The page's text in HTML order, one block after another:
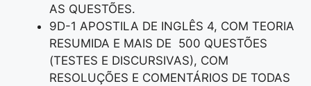
AS QUESTÕES.
9D-1 APOSTILA DE INGLÊS 4, COM TEORIA
RESUMIDA E MAIS DE 500 QUESTÕES
(TESTES E DISCURSIVAS), COM
RESOLUÇÕES E COMENTÁRIOS DE TODAS